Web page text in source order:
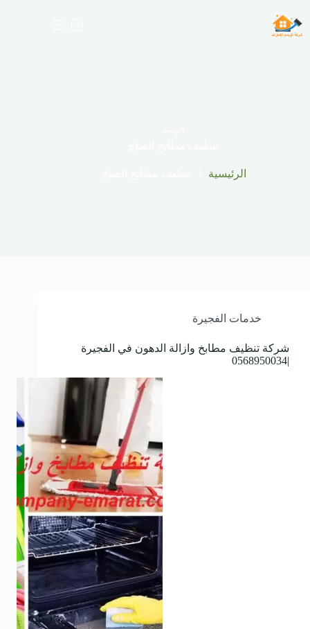
إلى
المحتوى
الرئيسية
خدمات الفجيرة
شركة تنظيف مطابخ وازالة الدهون في الفجيرة
|0568950034